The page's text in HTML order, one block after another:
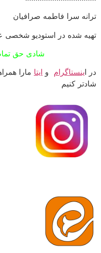
ترانه سرا فاطمه صرافیان
تهیه شده در استودیو شخصی
شادی حق
در اینستاگرام و ایتا مارا
شادتر کنیم